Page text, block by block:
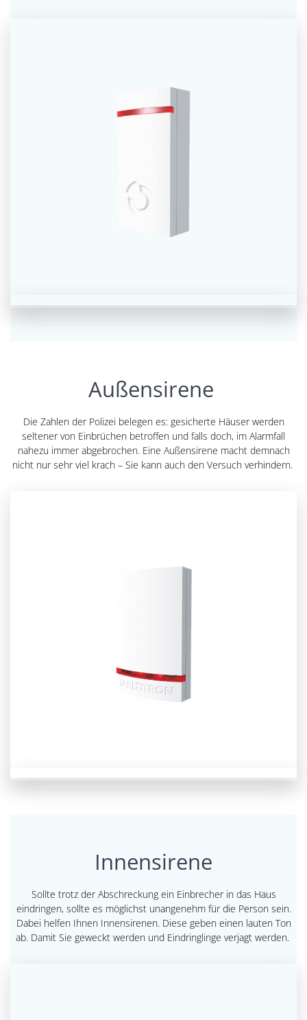
Außensirene
Die Zahlen der Polizei belegen es: gesicherte Häuser werden
seltener von Einbrüchen betroffen und falls doch, im Alarmfall
nahezu immer abgebrochen. Eine Außensirene macht demnach
nicht nur sehr viel krach – Sie kann auch den Versuch verhindern.
Innensirene
Sollte trotz der Abschreckung ein Einbrecher in das Haus
eindringen, sollte es möglichst unangenehm für die Person sein.
Dabei helfen Ihnen Innensirenen. Diese geben einen lauten Ton
ab. Damit Sie geweckt werden und Eindringlinge verjagt werden.